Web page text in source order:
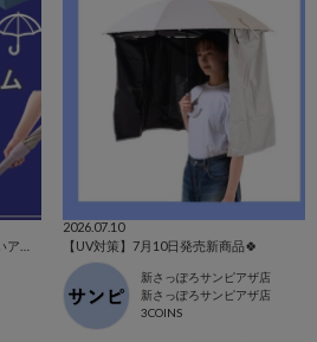
2026.07.10
【UV対策】7月10日発売新商品🍀
新さっぽろサンピアザ店
新さっぽろサンピアザ店
3COINS